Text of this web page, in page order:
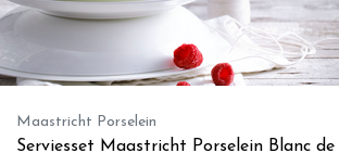
Maastricht Porselein
Serviesset Maastricht Porselein Blanc